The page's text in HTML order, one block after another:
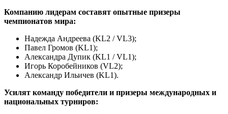
Компанию лидерам составят опытные призеры
чемпионатов мира:
Надежда Андреева (KL2 / VL3);
Павел Громов (KL1);
Александра Дупик (KL1 / VL1);
Игорь Коробейников (VL2);
Александр Ильичев (KL1).
Усилят команду победители и призеры международных и
национальных турниров: